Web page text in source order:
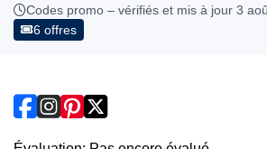
Codes promo – vérifiés et mis à jour 3
6 offres